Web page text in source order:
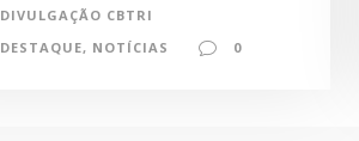
DIVULGAÇÃO CBTRI
DESTAQUE, NOTÍCIAS 0